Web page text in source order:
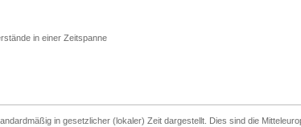
in einer Zeitspanne
in gesetzlicher (lokaler) Zeit dargestellt. Dies sind die